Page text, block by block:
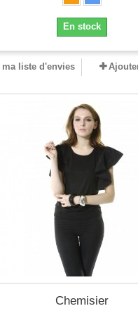
En stock
liste d'envies
Chemisier